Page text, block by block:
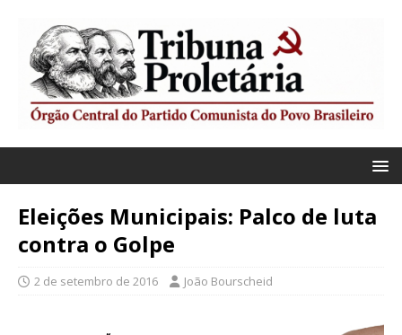
Eleições Municipais: Palco de luta
contra o Golpe
2 de setembro de 2016 João Bourscheid